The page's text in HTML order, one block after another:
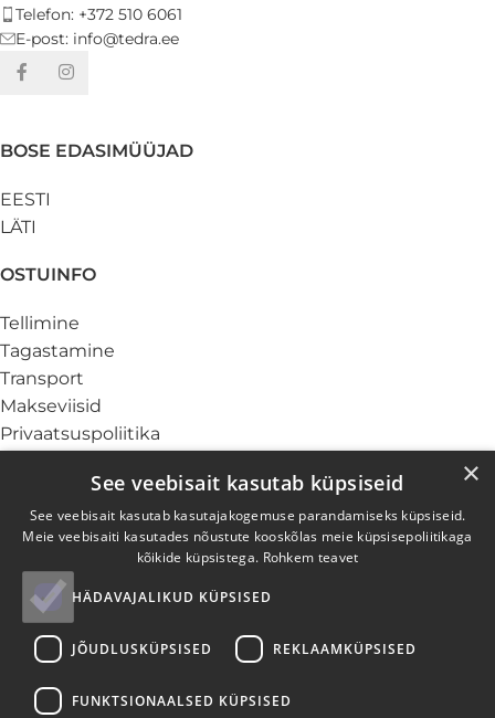
Telefon: +372 510 6061
E-post: info@tedra.ee
BOSE EDASIMÜÜJAD
EESTI
LÄTI
OSTUINFO
Tellimine
Tagastamine
Transport
Makseviisid
Privaatsuspoliitika
TEENUSED
Garantii ja hooldus
Elektroonikajäätmed
Paigaldus
Järelmaks
Kinkekaardid
×
See veebisait kasutab küpsiseid
See veebisait kasutab kasutajakogemuse parandamiseks küpsiseid.
Meie veebisaiti kasutades nõustute kooskõlas meie küpsisepoliitikaga
kõikide küpsistega. Rohkem teavet
HÄDAVAJALIKUD KÜPSISED
JÕUDLUSKÜPSISED REKLAAMKÜPSISED
FUNKTSIONAALSED KÜPSISED